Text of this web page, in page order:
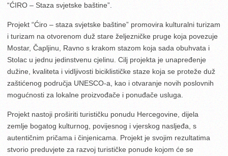
“ĆIRO – Staza svjetske baštine”.
Projekt “Ćiro – staza svjetske baštine” promovira kulturalni turizam
i turizam na otvorenom duž stare željezničke pruge koja povezuje
Mostar, Čapljinu, Ravno s krakom stazom koja sada obuhvata i
Stolac u jednu jedinstvenu cjelinu. Cilj projekta je unapređenje
dužine, kvaliteta i vidljivosti biciklističke staze koja se proteže duž
zaštićenog područja UNESCO-a, kao i otvaranje novih poslovnih
mogućnosti za lokalne proizvođače i ponuđače usluga.
Projekt nastoji proširiti turističku ponudu Hercegovine, dijela
zemlje bogatog kulturnog, povijesnog i vjerskog nasljeđa, s
autentičnim pričama i činjenicama. Projekt je svojim rezultatima
stvorio preduvjete za razvoj turističke ponude kojom će se